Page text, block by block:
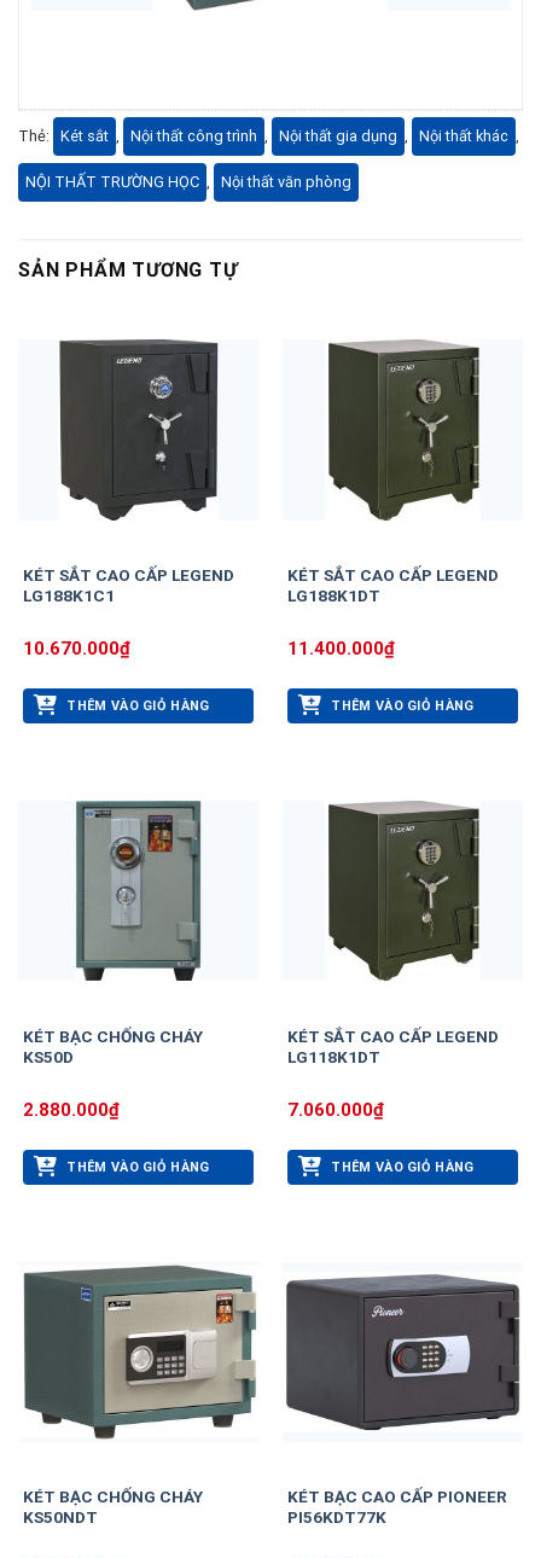
Thẻ: Két sắt Nội thất công trình Nội thất gia dụng Nội thất khác
NỘI THẤT TRƯỜNG HỌC Nội thất văn phòng
SẢN PHẨM TƯƠNG TỰ
KÉT SẮT CAO CẤP LEGEND
LG188K1C1
10.670.000₫
THÊM VÀO GIỎ HÀNG
KÉT SẮT CAO CẤP LEGEND
LG188K1DT
11.400.000₫
THÊM VÀO GIỎ HÀNG
KÉT BẠC CHỐNG CHÁY
KS50D
2.880.000₫
THÊM VÀO GIỎ HÀNG
KÉT SẮT CAO CẤP LEGEND
LG118K1DT
7.060.000₫
THÊM VÀO GIỎ HÀNG
KÉT BẠC CHỐNG CHÁY
KS50NDT
KÉT BẠC CAO CẤP PIONEER
PI56KDT77K